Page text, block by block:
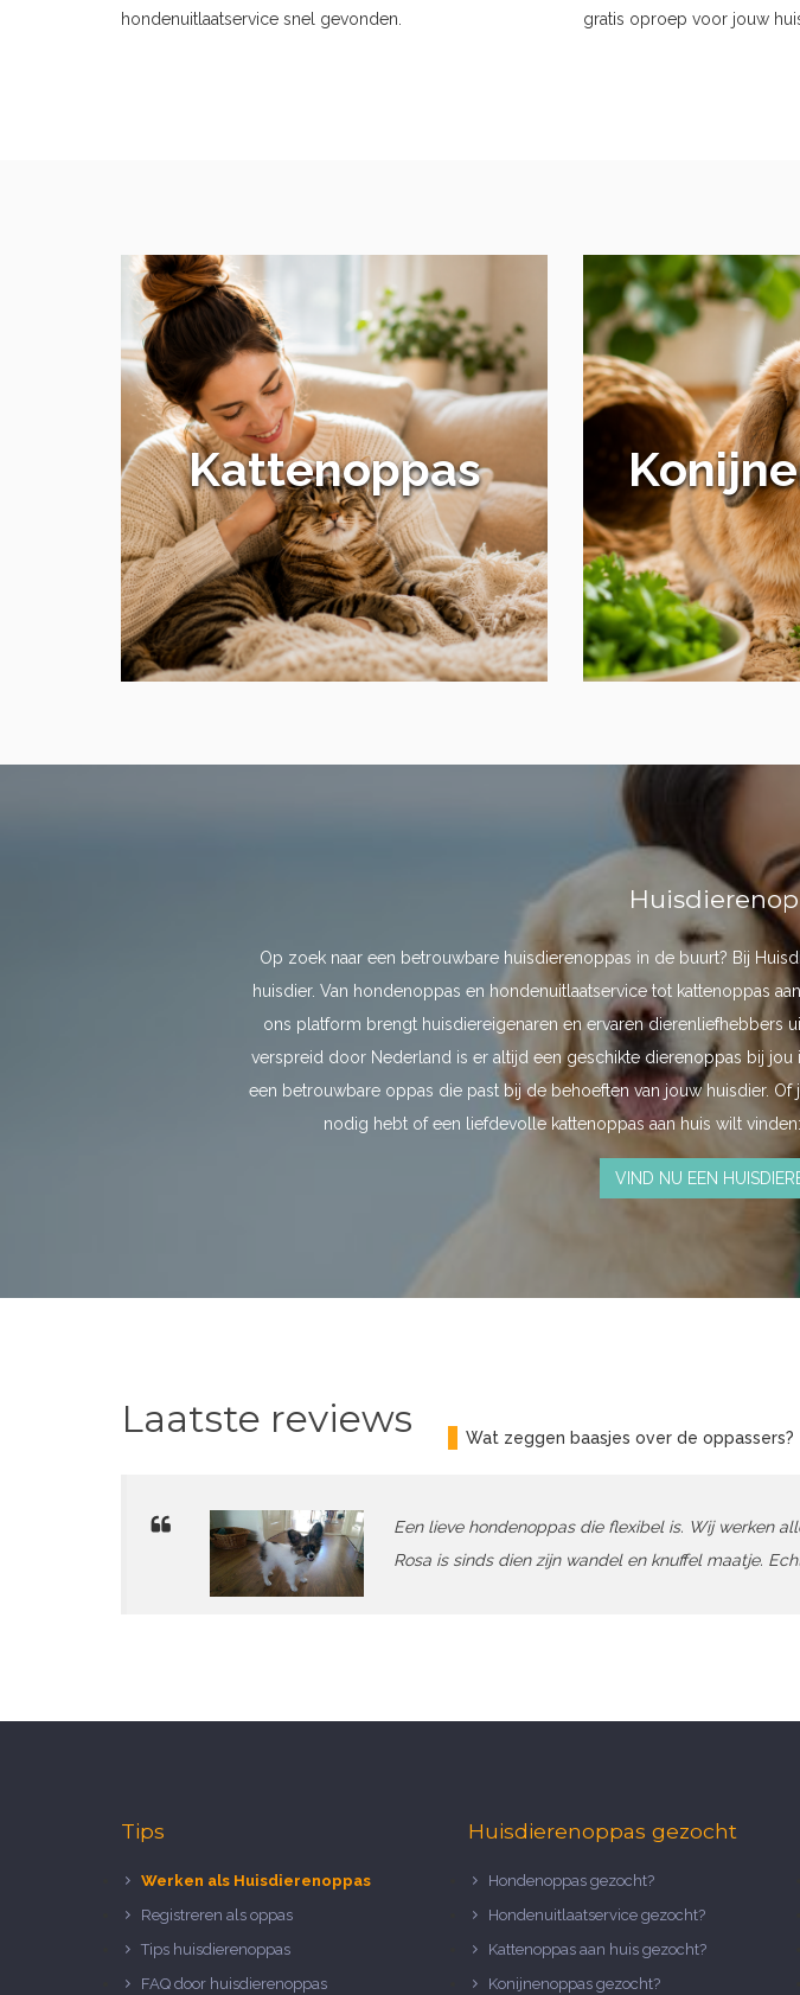
hondenuitlaatservice snel gevonden.
gratis oproep voor jouw
Kattenoppas
Op zoek naar een betrouwbare huisdierenoppas in de buurt? Bij
huisdier. Van hondenoppas en hondenuitlaatservice tot kattenoppas
ons platform brengt huisdiereigenaren en ervaren dierenliefhebbers
verspreid door Nederland is er altijd een geschikte dierenoppas bij
een betrouwbare oppas die past bij de behoeften van jouw huisdier.
nodig hebt of een liefdevolle kattenoppas aan huis wilt
VIND NU EEN
Laatste reviews Wat zeggen baasjes over de oppassers?
Een lieve hondenoppas die flexibel is. Wij werken
Rosa is sinds dien zijn wandel en knuffel maatje.
Tips
Werken als Huisdierenoppas
Registreren als oppas
Tips huisdierenoppas
FAQ door huisdierenoppas
Huisdierenoppas gezocht
Hondenoppas gezocht?
Hondenuitlaatservice gezocht?
Kattenoppas aan huis gezocht?
Konijnenoppas gezocht?